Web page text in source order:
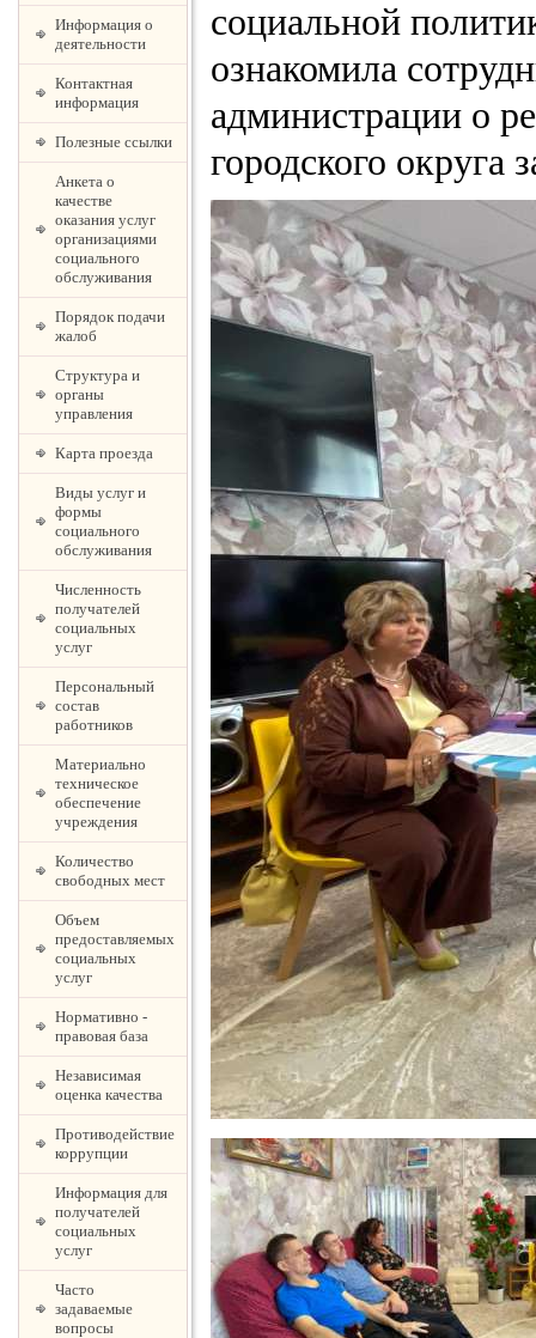
Информация о
деятельности
Контактная
информация
Полезные ссылки
Анкета о
качестве
оказания услуг
организациями
социального
обслуживания
Порядок подачи
жалоб
Структура и
органы
управления
Карта проезда
Виды услуг и
формы
социального
обслуживания
Численность
получателей
социальных
услуг
Персональный
состав
работников
Материально
техническое
обеспечение
учреждения
Количество
свободных мест
Объем
предоставляемых
социальных
услуг
Нормативно -
правовая база
Независимая
оценка качества
Противодействие
коррупции
Информация для
получателей
социальных
услуг
Часто
задаваемые
вопросы
социальной
ознакомила
администрации о
городского округа